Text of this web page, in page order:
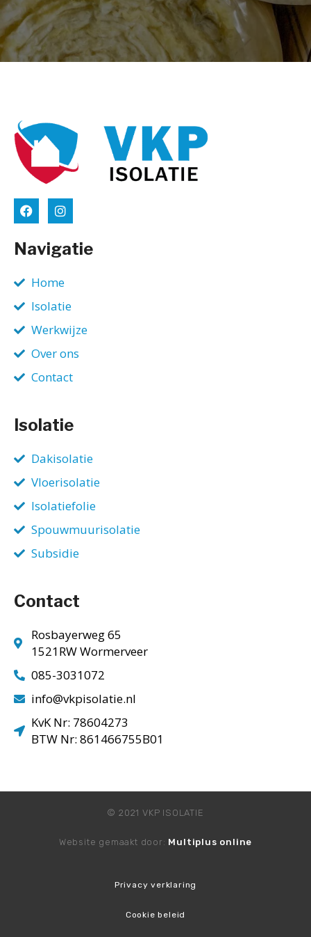
Navigatie
Home
Isolatie
Werkwijze
Over ons
Contact
Isolatie
Dakisolatie
Vloerisolatie
Isolatiefolie
Spouwmuurisolatie
Subsidie
Contact
Rosbayerweg 65
1521RW Wormerveer
085-3031072
info@vkpisolatie.nl
KvK Nr: 78604273
BTW Nr: 861466755B01
© 2021 VKP ISOLATIE
Website gemaakt door: Multiplus online
Privacy verklaring
Cookie beleid